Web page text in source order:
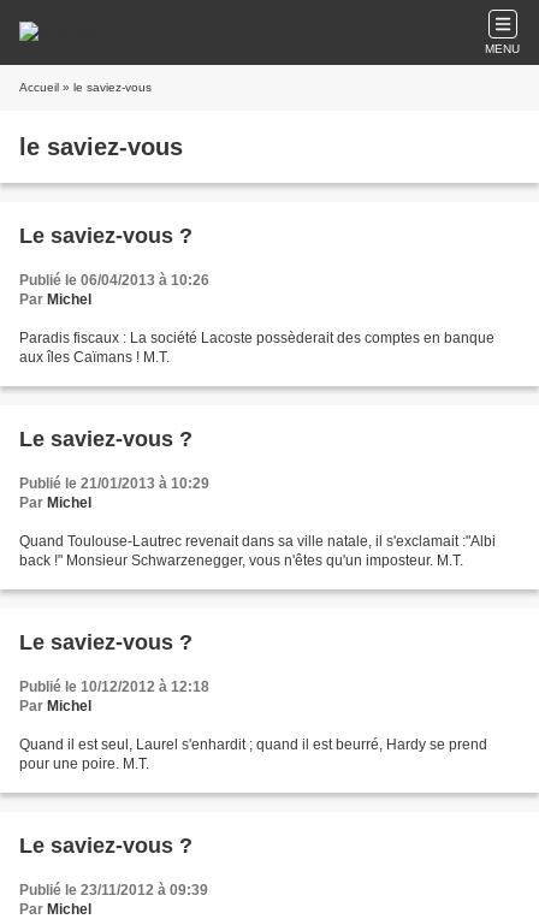
MENU
Accueil » le saviez-vous
le saviez-vous
Le saviez-vous ?
Publié le 06/04/2013 à 10:26
Par Michel
Paradis fiscaux : La société Lacoste possèderait des comptes en banque
aux îles Caïmans ! M.T.
Le saviez-vous ?
Publié le 21/01/2013 à 10:29
Par Michel
Quand Toulouse-Lautrec revenait dans sa ville natale, il s'exclamait :"Albi
back !" Monsieur Schwarzenegger, vous n'êtes qu'un imposteur. M.T.
Le saviez-vous ?
Publié le 10/12/2012 à 12:18
Par Michel
Quand il est seul, Laurel s'enhardit ; quand il est beurré, Hardy se prend
pour une poire. M.T.
Le saviez-vous ?
Publié le 23/11/2012 à 09:39
Par Michel